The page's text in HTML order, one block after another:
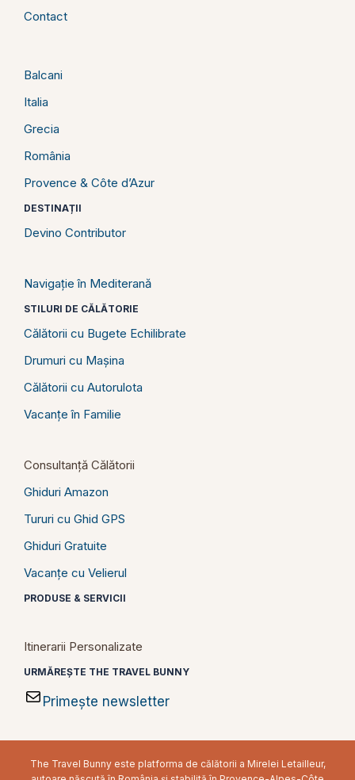
Contact
Balcani
Italia
Grecia
România
Provence & Côte d’Azur
DESTINAȚII
Devino Contributor
Navigație în Mediterană
STILURI DE CĂLĂTORIE
Călătorii cu Bugete Echilibrate
Drumuri cu Mașina
Călătorii cu Autorulota
Vacanțe în Familie
Consultanță Călătorii
Ghiduri Amazon
Tururi cu Ghid GPS
Ghiduri Gratuite
Vacanțe cu Velierul
PRODUSE & SERVICII
Itinerarii Personalizate
URMĂREȘTE THE TRAVEL BUNNY
Primește newsletter
The Travel Bunny este platforma de călătorii a Mirelei Letailleur,